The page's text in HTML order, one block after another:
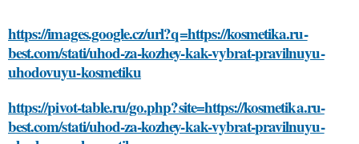
https://images.google.cz/url?q=https://kosmetika.ru-
best.com/stati/uhod-za-kozhey-kak-vybrat-pravilnuyu-
uhodovuyu-kosmetiku
https://pivot-table.ru/go.php?site=https://kosmetika.ru-
best.com/stati/uhod-za-kozhey-kak-vybrat-pravilnuyu-